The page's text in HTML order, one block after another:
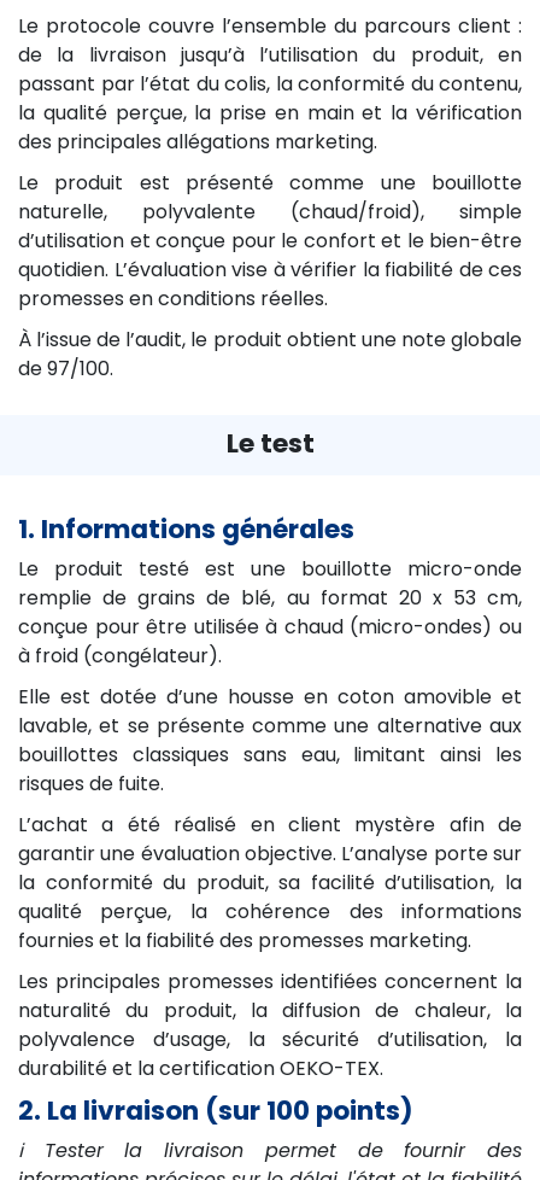
Le protocole couvre l’ensemble du parcours client :
de la livraison jusqu’à l’utilisation du produit, en
passant par l’état du colis, la conformité du contenu,
la qualité perçue, la prise en main et la vérification
des principales allégations marketing.
Le produit est présenté comme une bouillotte
naturelle, polyvalente (chaud/froid), simple
d’utilisation et conçue pour le confort et le bien-être
quotidien. L’évaluation vise à vérifier la fiabilité de ces
promesses en conditions réelles.
À l’issue de l’audit, le produit obtient une note globale
de 97/100.
Le test
1. Informations générales
Le produit testé est une bouillotte micro-onde
remplie de grains de blé, au format 20 x 53 cm,
conçue pour être utilisée à chaud (micro-ondes) ou
à froid (congélateur).
Elle est dotée d’une housse en coton amovible et
lavable, et se présente comme une alternative aux
bouillottes classiques sans eau, limitant ainsi les
risques de fuite.
L’achat a été réalisé en client mystère afin de
garantir une évaluation objective. L’analyse porte sur
la conformité du produit, sa facilité d’utilisation, la
qualité perçue, la cohérence des informations
fournies et la fiabilité des promesses marketing.
Les principales promesses identifiées concernent la
naturalité du produit, la diffusion de chaleur, la
polyvalence d’usage, la sécurité d’utilisation, la
durabilité et la certification OEKO-TEX.
2. La livraison (sur 100 points)
ℹ️ Tester la livraison permet de fournir des